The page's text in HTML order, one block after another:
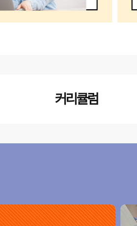
커리큘럼